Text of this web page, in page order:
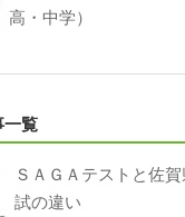
高・中学）
一覧
ＳＡＧＡテストと佐
試の違い